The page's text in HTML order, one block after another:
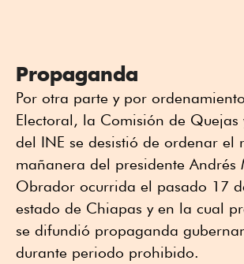
Propaganda
Por otra parte y por
Electoral, la Comisión de Quejas
del INE se desistió de ordenar el
mañanera del presidente Andrés
Obrador ocurrida el pasado 17
estado de Chiapas y en la cual
se difundió propaganda
durante periodo prohibido.